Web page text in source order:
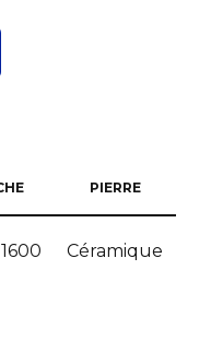
PIERRE
Céramique